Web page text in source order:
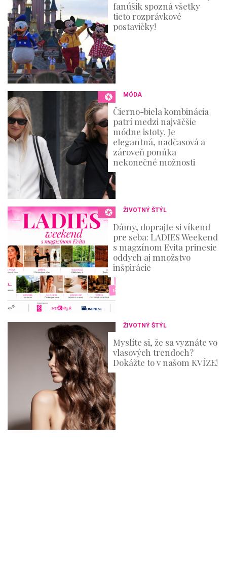
fanúšik spozná všetky
tieto rozprávkové
postavičky!
MÓDA
Čierno-biela kombinácia
patrí medzi najväčšie
módne istoty. Je
elegantná, nadčasová a
zároveň ponúka
nekonečné možnosti
ŽIVOTNÝ ŠTÝL
Dámy, doprajte si víkend
pre seba: LADIES Weekend
s magzínom Evita prinesie
oddych aj množstvo
inšpirácie
ŽIVOTNÝ ŠTÝL
Myslíte si, že sa vyznáte vo
vlasových trendoch?
Dokážte to v našom KVÍZE!